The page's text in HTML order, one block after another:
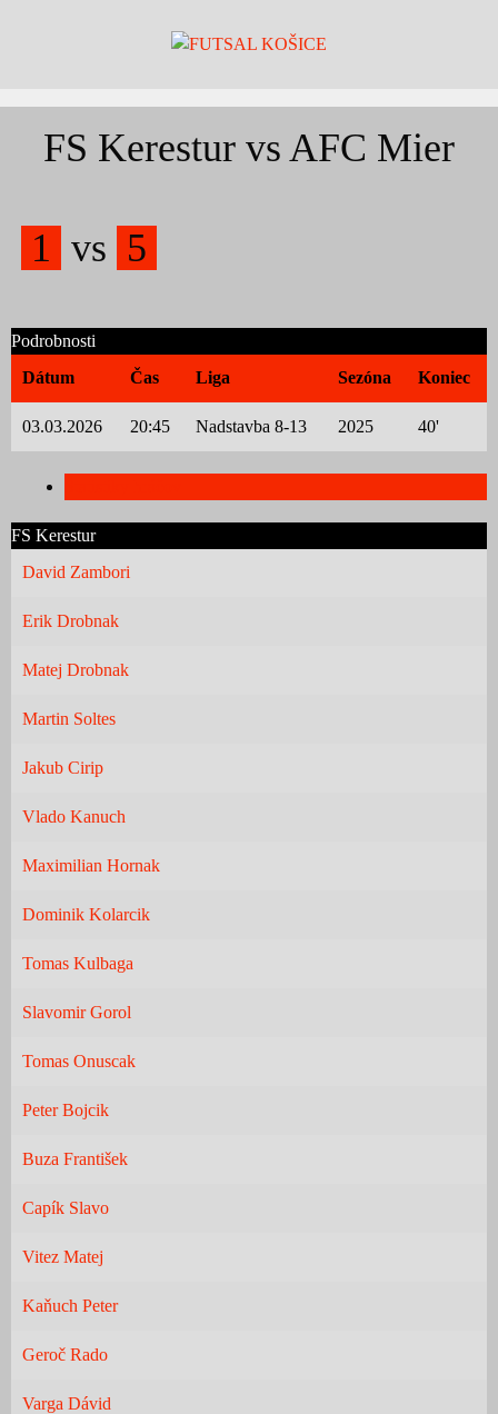
FS Kerestur vs AFC Mier
1 vs 5
Podrobnosti
Dátum
Čas Liga Sezóna Koniec
03.03.2026 20:45 Nadstavba 8-13 2025 40'
FS Kerestur
David Zambori
Erik Drobnak
Matej Drobnak
Martin Soltes
Jakub Cirip
Vlado Kanuch
Maximilian Hornak
Dominik Kolarcik
Tomas Kulbaga
Slavomir Gorol
Tomas Onuscak
Peter Bojcik
Buza František
Capík Slavo
Vitez Matej
Kaňuch Peter
Geroč Rado
Varga Dávid